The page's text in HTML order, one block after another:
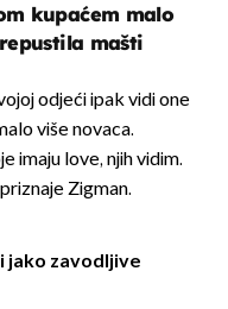
kupaćem malo
mašti
odjeći ipak vidi one
više novaca.
imaju love, njih vidim.
Zigman.
jako zavodljive